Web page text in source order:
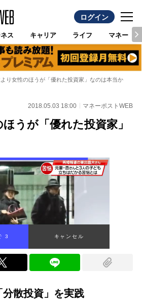
ログイン
ス キャリア ライフ マネー
り女性のほうが「優れた投資家」なのは本当か
2018.05.03 18:00 マネーポストWEB
うが「優れた投資家」
2 キャンセル
分散投資」を実践